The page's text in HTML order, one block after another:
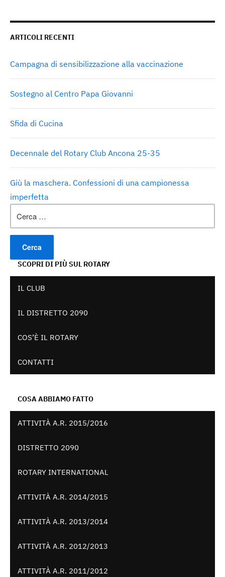
ARTICOLI RECENTI
Campagna di sensibilizzazione alla vaccinazione
Sostegno al Centro Papa Giovanni
Sfida di Cucina
Decennale del Rotary Club Ancona 25-35
Giù la maschera. Confessioni di una campionessa
imperfetta
per:
SCOPRI DI PIÙ SUL ROTARY
IL CLUB
IL DISTRETTO 2090
COS’È IL ROTARY
CONTATTI
COSA ABBIAMO FATTO
ATTIVITÀ A.R. 2015/2016
DISTRETTO 2090
ROTARY INTERNATIONAL
ATTIVITÀ A.R. 2014/2015
ATTIVITÀ A.R. 2013/2014
ATTIVITÀ A.R. 2012/2013
ATTIVITÀ A.R. 2011/2012